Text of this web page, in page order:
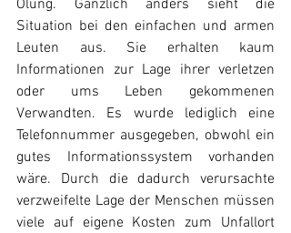
Ölung. Gänzlich anders sieht die
Situation bei den einfachen und armen
Leuten aus. Sie erhalten kaum
Informationen zur Lage ihrer verletzen
oder ums Leben gekommenen
Verwandten. Es wurde lediglich eine
Telefonnummer ausgegeben, obwohl ein
gutes Informationssystem vorhanden
wäre. Durch die dadurch verursachte
verzweifelte Lage der Menschen müssen
viele auf eigene Kosten zum Unfallort